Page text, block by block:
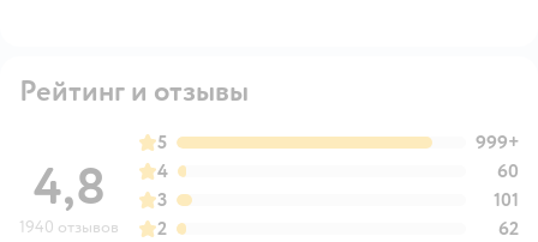
Рейтинг и отзывы
4,8
1940 отзывов
5
999+
4
60
3
101
2
62